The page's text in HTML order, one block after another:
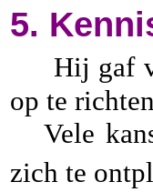
5.
Hij gaf
op te
Vele
zich te